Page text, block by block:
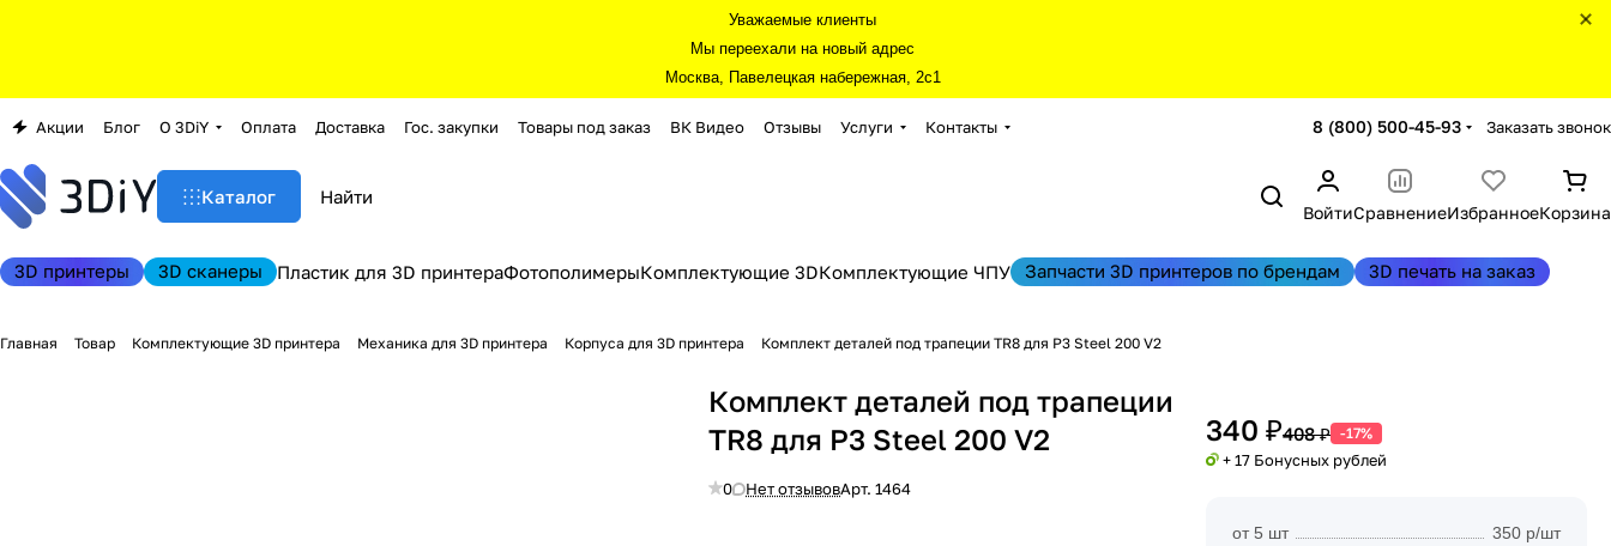
Уважаемые клиенты
Мы переехали на новый адрес
Москва, Павелецкая набережная, 2с1
Акции Блог О 3DiY Оплата Доставка Гос. закупки Товары под заказ ВК Видео Отзывы Услуги Контакты 8 (800) 500-45-93 Заказать звонок
Каталог
ВойтиСравнениеИзбранноеКорзина
3D принтеры 3D сканеры Пластик для 3D принтераФотополимерыКомплектующие 3DКомплектующие ЧПУ Запчасти 3D принтеров по брендам 3D печать на заказ
Главная Товар Комплектующие 3D принтера Механика для 3D принтера Корпуса для 3D принтера Комплект деталей под трапеции TR8 для P3 Steel 200 V2
Комплект деталей под трапеции
TR8 для P3 Steel 200 V2
0 Нет отзывовАрт.1464
340 ₽408 ₽ -17%
+ 17 Бонусных рублей
от 5 шт
350 р/шт